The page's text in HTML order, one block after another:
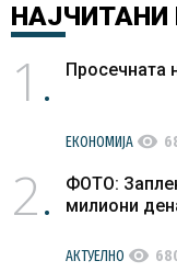
НАЈЧИТАНИ
1 Просечната
ЕКОНОМИЈА visibility
2
ФОТО:
милиони
АКТУЕЛНО visibility